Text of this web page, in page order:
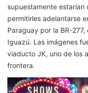
supuestamente
permitirles adelantarse
Paraguay por la BR-
Iguazú. Las imágenes
viaducto JK, uno de los
frontera.